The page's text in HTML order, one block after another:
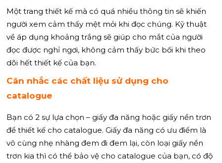
Một trang thiết kế mà có quá nhiều thông tin sẽ khiến
người xem cảm thấy mệt mỏi khi đọc chúng. Kỹ thuật
về áp dụng khoảng trắng sẽ giúp cho mắt của người
đọc được nghỉ ngơi, không cảm thấy bức bối khi theo
dõi hết thiết kế của bạn.
Cân nhắc các chất liệu sử dụng cho
catalogue
Bạn có 2 sự lựa chọn – giấy đa năng hoặc giấy nền trơn
để thiết kế cho catalogue. Giấy đa năng có ưu điểm là
vô cùng nhẹ nhàng đem đi đem lại, còn loại giấy nền
trơn kia thì có thể bảo vệ cho catalogue của bạn, có độ